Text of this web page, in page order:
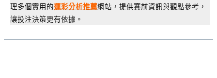
理多個實用的運彩分析推薦網站，提供賽前資訊與觀點參考，
讓投注決策更有依據。